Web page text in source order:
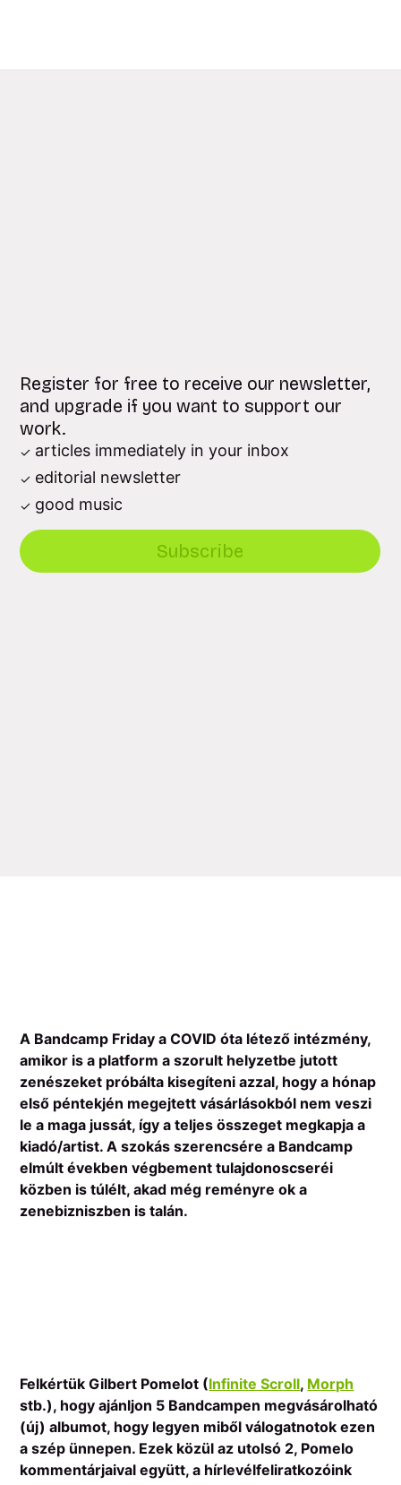
Register for free to receive our newsletter,
and upgrade if you want to support our
work.
articles immediately in your inbox
editorial newsletter
good music
Subscribe
A Bandcamp Friday a COVID óta létező intézmény,
amikor is a platform a szorult helyzetbe jutott
zenészeket próbálta kisegíteni azzal, hogy a hónap
első péntekjén megejtett vásárlásokból nem veszi
le a maga jussát, így a teljes összeget megkapja a
kiadó/artist. A szokás szerencsére a Bandcamp
elmúlt években végbement tulajdonoscseréi
közben is túlélt, akad még reményre ok a
zenebizniszben is talán.
Felkértük Gilbert Pomelot (Infinite Scroll, Morph
stb.), hogy ajánljon 5 Bandcampen megvásárolható
(új) albumot, hogy legyen miből válogatnotok ezen
a szép ünnepen. Ezek közül az utolsó 2, Pomelo
kommentárjaival együtt, a hírlevélfeliratkozóink